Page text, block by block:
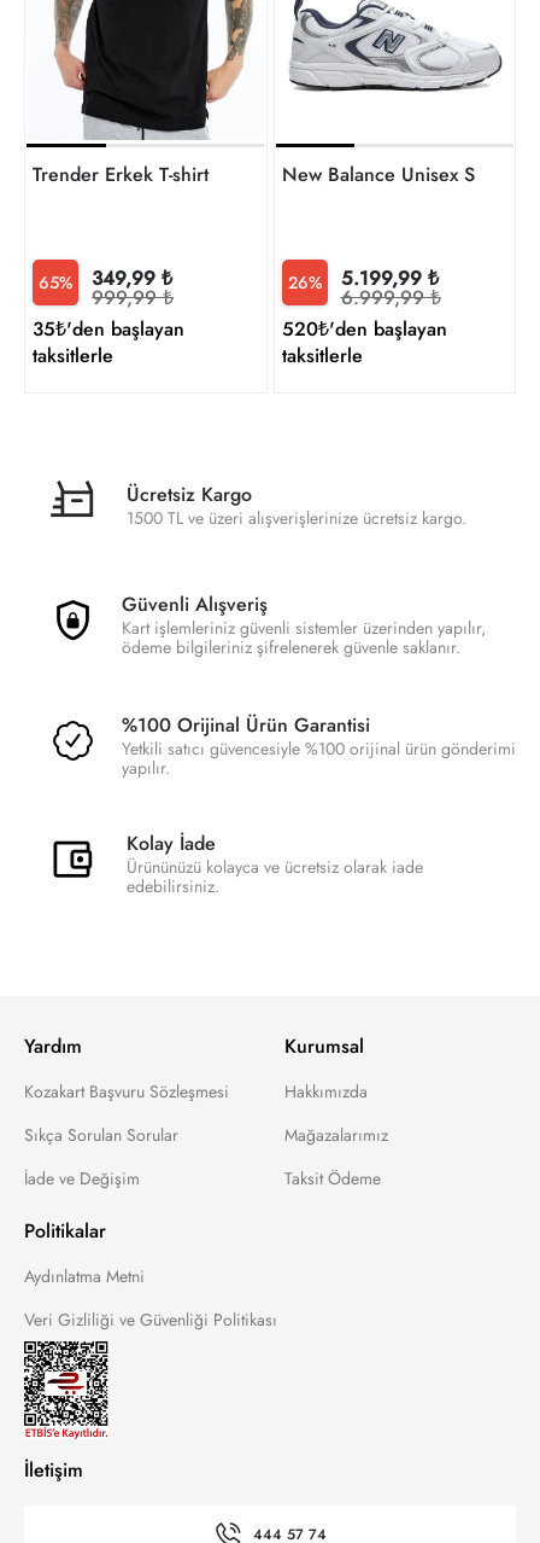
Trender Erkek T-shirt
65% 349,99 ₺
999,99 ₺
35₺'den başlayan
taksitlerle
New Balance Unisex Sneaker
26% 5.199,99 ₺
6.999,99 ₺
520₺'den başlayan
taksitlerle
Ücretsiz Kargo
1500 TL ve üzeri alışverişlerinize ücretsiz kargo.
Güvenli Alışveriş
Kart işlemleriniz güvenli sistemler üzerinden yapılır,
ödeme bilgileriniz şifrelenerek güvenle saklanır.
%100 Orijinal Ürün Garantisi
Yetkili satıcı güvencesiyle %100 orijinal ürün gönderimi
yapılır.
Kolay İade
Ürününüzü kolayca ve ücretsiz olarak iade
edebilirsiniz.
Yardım
Kozakart Başvuru Sözleşmesi
Sıkça Sorulan Sorular
İade ve Değişim
Kurumsal
Hakkımızda
Mağazalarımız
Taksit Ödeme
Politikalar
Aydınlatma Metni
Veri Gizliliği ve Güvenliği Politikası
İletişim
444 57 74